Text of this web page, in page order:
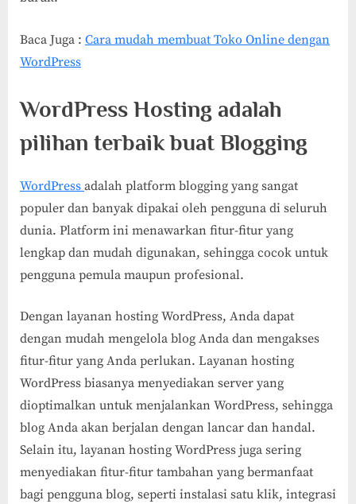
Baca Juga : Cara mudah membuat Toko Online dengan
WordPress
WordPress Hosting adalah
pilihan terbaik buat Blogging
WordPress adalah platform blogging yang sangat
populer dan banyak dipakai oleh pengguna di seluruh
dunia. Platform ini menawarkan fitur-fitur yang
lengkap dan mudah digunakan, sehingga cocok untuk
pengguna pemula maupun profesional.
Dengan layanan hosting WordPress, Anda dapat
dengan mudah mengelola blog Anda dan mengakses
fitur-fitur yang Anda perlukan. Layanan hosting
WordPress biasanya menyediakan server yang
dioptimalkan untuk menjalankan WordPress, sehingga
blog Anda akan berjalan dengan lancar dan handal.
Selain itu, layanan hosting WordPress juga sering
menyediakan fitur-fitur tambahan yang bermanfaat
bagi pengguna blog, seperti instalasi satu klik, integrasi